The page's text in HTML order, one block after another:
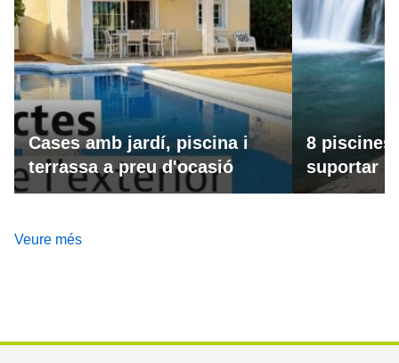
Cases amb jardí, piscina i
terrassa a preu d'ocasió
8 piscines
suportar
Veure més